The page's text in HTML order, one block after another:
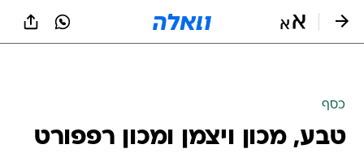
כסף
טבע, מכון ויצמן ומכון רפפורט